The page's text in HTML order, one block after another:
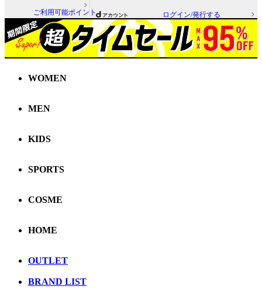
ご利用可能ポイント ログイン/発行する
WOMEN
MEN
KIDS
SPORTS
COSME
HOME
OUTLET
BRAND LIST